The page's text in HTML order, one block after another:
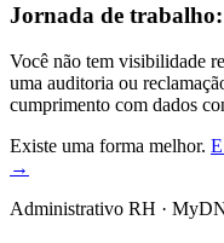
Jornada de
Você não tem visibilidade
uma auditoria ou
cumprimento com dados
Existe uma forma melhor.
→
Administrativo RH ·